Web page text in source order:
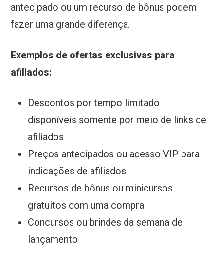
antecipado ou um recurso de bônus podem
fazer uma grande diferença.
Exemplos de ofertas exclusivas para
afiliados:
Descontos por tempo limitado
disponíveis somente por meio de links de
afiliados
Preços antecipados ou acesso VIP para
indicações de afiliados
Recursos de bônus ou minicursos
gratuitos com uma compra
Concursos ou brindes da semana de
lançamento